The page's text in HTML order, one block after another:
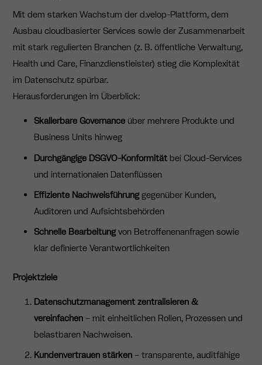
Mit dem starken Wachstum der d.velop-Plattform, dem
Ausbau cloudbasierter Services sowie der Zusammenarbeit
mit stark regulierten Branchen (z. B. öffentliche Verwaltung,
Health und Care, Finanzdienstleister) stieg die Komplexität
im Datenschutz spürbar.
Herausforderungen im Überblick:
Skalierbare Governance über mehrere Produkte und
Business Units hinweg
Durchgängige DSGVO-Konformität bei Cloud-Services
und internationalen Datenflüssen
Effiziente Nachweisführunggegenüber Kunden,
Auditoren und Aufsichtsbehörden
Schnelle Bearbeitungvon Betroffenenanfragen sowie
klar definierte Verantwortlichkeiten
Projektziele
Datenschutzmanagement zentralisieren &
vereinfachen – mit einheitlichen Rollen, Prozessen und
belastbaren Nachweisen.
Kundenvertrauen stärken – transparente, auditfähige